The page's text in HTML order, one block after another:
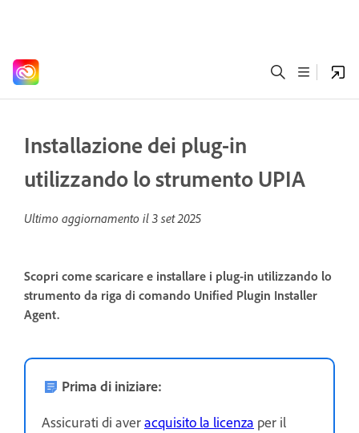
Installazione dei plug-in
utilizzando lo strumento UPIA
Ultimo aggiornamento il 3 set 2025
Scopri come scaricare e installare i plug-in utilizzando lo
strumento da riga di comando Unified Plugin Installer
Agent.
Prima di iniziare:
Assicurati di averacquisito la licenza per il